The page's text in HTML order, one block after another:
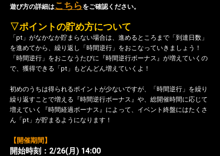
遊び方の詳細はこちら をご確認ください。
▽ポイントの貯め方について
「pt」がなかなか貯まらない場合は、進めるところまで「到達日数」
を進めてから、繰り返し「時間逆行」をおこなっていきましょう！
「時間逆行」をおこなうたびに『時間逆行ボーナス』が増えていくの
で、獲得できる「pt」もどんどん増えていくよ！
初めのうちは得られるポイントが少ないですが、「時間逆行」を繰り
繰り返すことで増える 『時間逆行ボーナス』や、総開催時間に応じて
増えていく『時間経過ボーナス』によって、イベント終盤にはたくさ
ん「pt」が貯まるようになります！
【開催期間】
開始時刻：2/26(月 ) 14:00